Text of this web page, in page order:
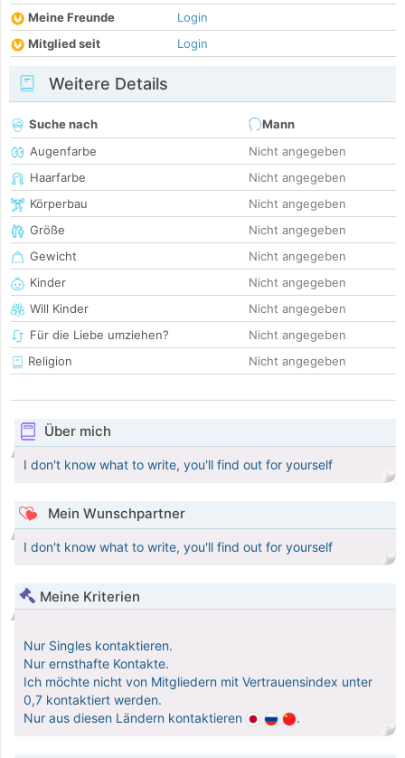
Meine Freunde
Login
Mitglied seit
Login
Weitere Details
Suche nach
Mann
Augenfarbe
Nicht angegeben
Haarfarbe
Nicht angegeben
Körperbau
Nicht angegeben
Größe
Nicht angegeben
Gewicht
Nicht angegeben
Kinder
Nicht angegeben
Will Kinder
Nicht angegeben
Für die Liebe umziehen?
Nicht angegeben
Religion
Nicht angegeben
Über mich
I don't know what to write, you'll find out for yourself
Mein Wunschpartner
I don't know what to write, you'll find out for yourself
Meine Kriterien
Nur Singles kontaktieren.
Nur ernsthafte Kontakte.
Ich möchte nicht von Mitgliedern mit Vertrauensindex unter
0,7 kontaktiert werden.
Nur aus diesen Ländern kontaktieren
.